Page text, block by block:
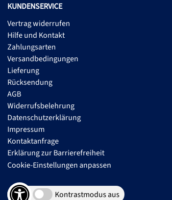
KUNDENSERVICE
Vertrag widerrufen
Hilfe und Kontakt
Zahlungsarten
Versandbedingungen
Lieferung
Rücksendung
AGB
Widerrufsbelehrung
Datenschutzerklärung
Impressum
Kontaktanfrage
Erklärung zur Barrierefreiheit
Cookie-Einstellungen anpassen
Kontrastmodus aus